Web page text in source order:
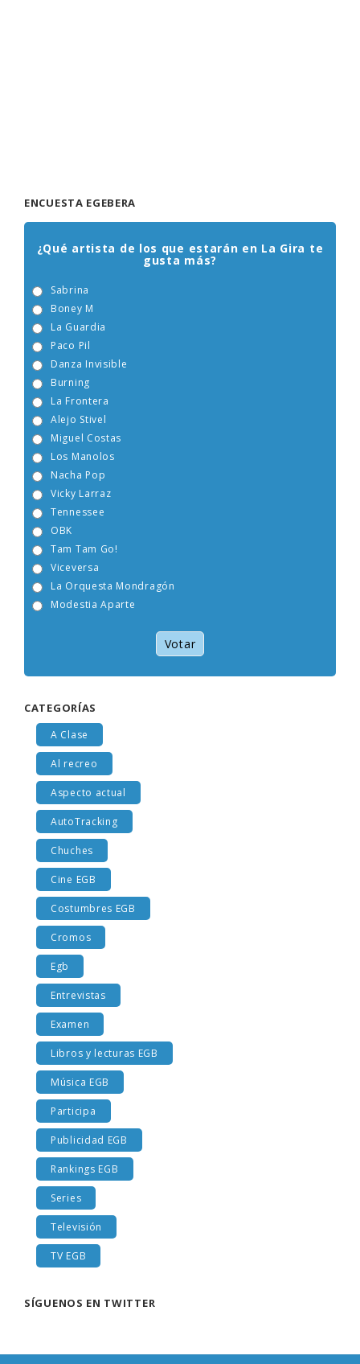
ENCUESTA EGEBERA
¿Qué artista de los que estarán en La Gira te
gusta más?
Boney M
Burning
Alejo Stivel
Miguel Costas
Nacha Pop
Vicky Larraz
La Orquesta Mondragón
Modestia Aparte
Votar
CATEGORÍAS
A Clase
Al recreo
Aspecto actual
AutoTracking
Chuches
Cine EGB
Costumbres EGB
Cromos
Egb
Entrevistas
Examen
Libros y lecturas EGB
Música EGB
Participa
Publicidad EGB
Rankings EGB
Series
Televisión
TV EGB
SÍGUENOS EN TWITTER